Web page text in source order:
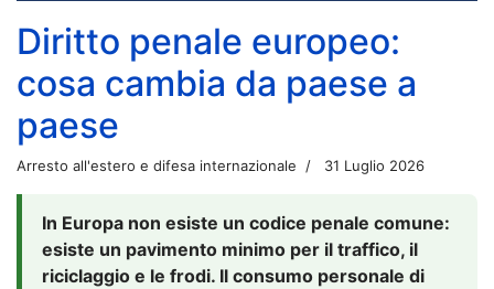
Diritto penale europeo:
cosa cambia da paese a
paese
Arresto all'estero e difesa internazionale 31 Luglio 2026
In Europa non esiste un codice penale comune:
esiste un pavimento minimo per il traffico, il
riciclaggio e le frodi. Il consumo personale di